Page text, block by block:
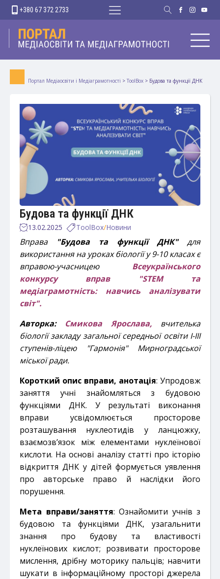
+380 67 372 2733
Портал Медіаосвіти і Медіаграмотності > ToolBox > Будова та функції ДНК
Будова та функції ДНК
13.02.2025 ToolBox/Новини
Вправа "Будова та функції ДНК"для
використання на уроках біології у 9-10 класах є
вправою-учасницею
Всеукраїнського
конкурсу вправ "STEM та
медіаграмотність: навчись аналізувати
світ".
Авторка:
Смикова Ярослава, вчителька
біології закладу загальної середньої освіти І-ІІІ
ступенів-ліцею "Гармонія" Мирноградської
міської ради.
Короткий опис вправи, анотація: Упродовж
заняття учні знайомляться з будовою
функціями ДНК. У результаті виконання
вправи усвідомлюється просторове
розташування нуклеотидів у ланцюжку,
взаємозв’язок між елементами нуклеїнової
кислоти. На основі аналізу статті про історію
відкриття ДНК у дітей формується уявлення
про авторське право й наслідки його
порушення.
Мета вправи/заняття: Ознайомити учнів з
будовою та функціями ДНК, узагальнити
знання про будову та властивості
нуклеїнових кислот; розвивати просторове
мислення, дрібну моторику пальців; навчити
шукати в інформаційному просторі джерела